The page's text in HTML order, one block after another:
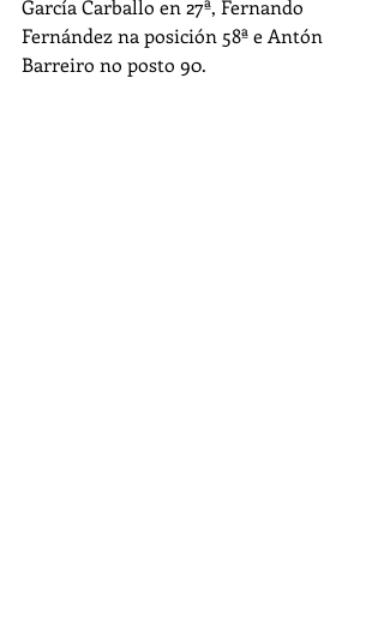
García Carballo en 27ª, Fernando
Fernández na posición 58ª e Antón
Barreiro no posto 90.